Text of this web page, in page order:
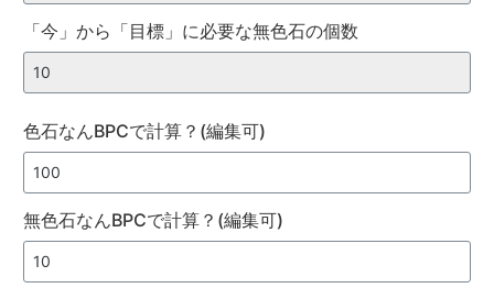
「今」から「目標」に必要な無色石の個数
色石なんBPCで計算？(編集可)
無色石なんBPCで計算？(編集可)